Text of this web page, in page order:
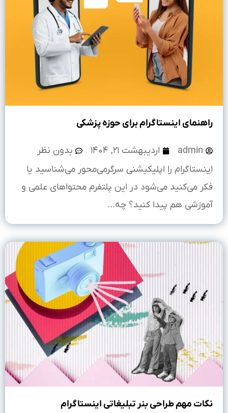
راهنمای اینستاگرام برای حوزه پزشکی
admin اردیبهشت ۲۱, ۱۴۰۴
بدون نظر
اینستاگرام را اپلیکیشنی سرگرمی‌محور می‌شناسید یا
فکر می‌کنید می‌شود در این پلتفرم محتواهای علمی و
آموزشی هم پیدا کنید؟ چه...
نکات مهم طراحی بنر تبلیغاتی اینستاگرام